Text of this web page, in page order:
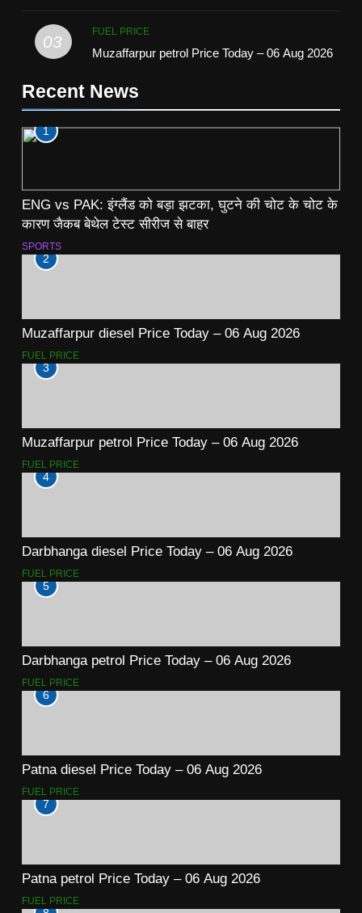
03
FUEL PRICE
Muzaffarpur petrol Price Today – 06 Aug 2026
Recent News
1
ENG vs PAK: इंग्लैंड को बड़ा झटका, घुटने की चोट के चोट के
कारण जैकब बेथेल टेस्ट सीरीज से बाहर
SPORTS
2
Muzaffarpur diesel Price Today – 06 Aug 2026
FUEL PRICE
3
Muzaffarpur petrol Price Today – 06 Aug 2026
FUEL PRICE
4
Darbhanga diesel Price Today – 06 Aug 2026
FUEL PRICE
5
Darbhanga petrol Price Today – 06 Aug 2026
FUEL PRICE
6
Patna diesel Price Today – 06 Aug 2026
FUEL PRICE
7
Patna petrol Price Today – 06 Aug 2026
FUEL PRICE